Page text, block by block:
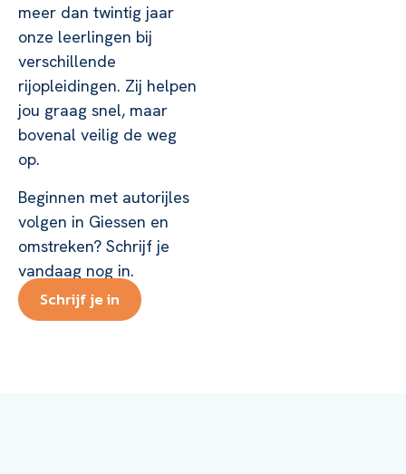
meer dan twintig jaar
onze leerlingen bij
verschillende
rijopleidingen. Zij helpen
jou graag snel, maar
bovenal veilig de weg
op.
Beginnen met autorijles
volgen in Giessen en
omstreken? Schrijf je
vandaag nog in.
Schrijf je in